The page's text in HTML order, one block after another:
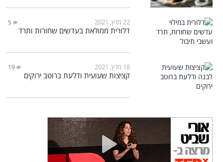
22 מרץ, 2021 5
דלורית ממולאת בעדשים שחורות ותרד
18 מרץ, 2021 19
קציצות שעועית ודלעת ברוטב ירוקים